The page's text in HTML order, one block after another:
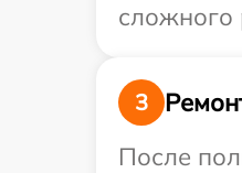
сложного
3
После